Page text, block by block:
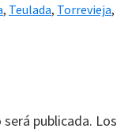
, Teulada, Torrevieja,
publicada. Los